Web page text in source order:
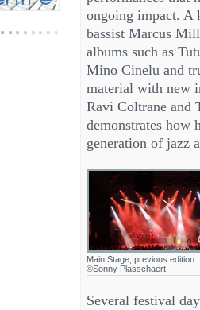
ongoing impact. A
bassist Marcus
albums such as
Mino Cinelu and
material with new
Ravi Coltrane and
demonstrates how
generation of jazz
Main Stage, previous edition
©Sonny Plasschaert
Several festival